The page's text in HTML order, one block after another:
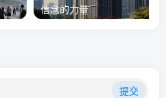
信念的力量
提交